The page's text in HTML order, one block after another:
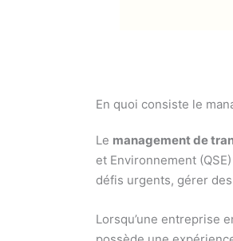
En quoi consiste le
Le management de
et Environnement
défis urgents, gérer
Lorsqu’une entreprise